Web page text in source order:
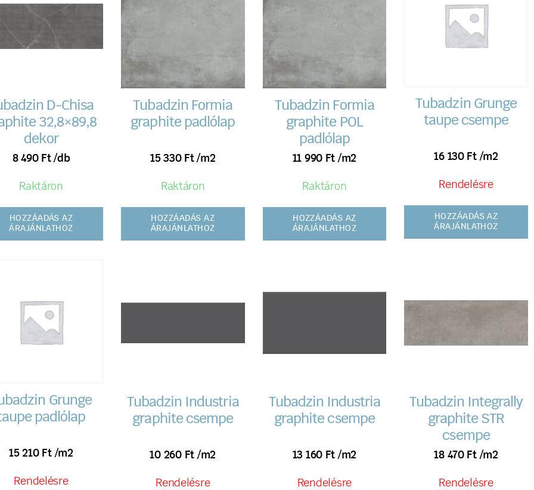
D-Chisa
32,8×89,8
dekor
8 490 Ft /db
Raktáron
HOZZÁADÁS AZ
ÁRAJÁNLATHOZ
Tubadzin Formia
graphite padlólap
15 330 Ft /m2
Raktáron
HOZZÁADÁS AZ
ÁRAJÁNLATHOZ
Tubadzin Formia
graphite POL
padlólap
11 990 Ft /m2
Raktáron
HOZZÁADÁS AZ
ÁRAJÁNLATHOZ
Tubadzin Grunge
taupe csempe
16 130 Ft /m2
Rendelésre
HOZZÁADÁS AZ
ÁRAJÁNLATHOZ
Grunge
padlólap
15 210 Ft /m2
Rendelésre
Tubadzin Industria
graphite csempe
10 260 Ft /m2
Rendelésre
Tubadzin Industria
graphite csempe
13 160 Ft /m2
Rendelésre
Tubadzin Integrally
graphite STR
csempe
18 470 Ft /m2
Rendelésre